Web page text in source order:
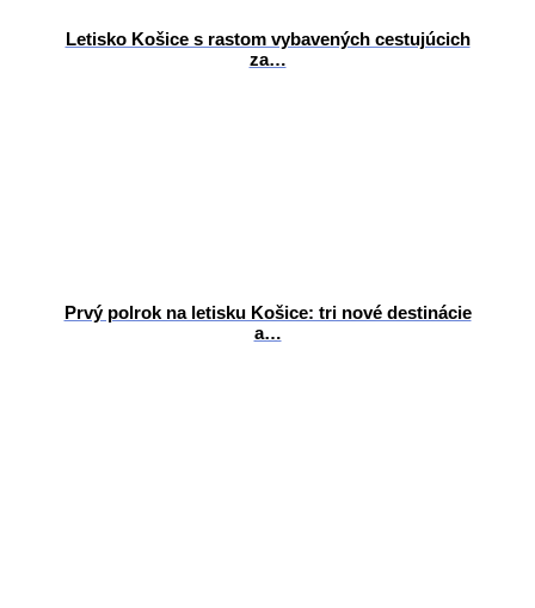
Letisko Košice s rastom vybavených cestujúcich
za…
Prvý polrok na letisku Košice: tri nové destinácie
a…